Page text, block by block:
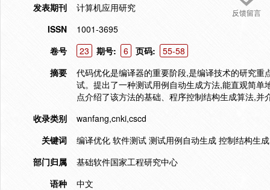
反馈留言
发表期刊
计算机应用研究
ISSN
1001-3695
卷号
23 期号: 6 页码:
55-58
摘要
代码优化是编译器的重要阶段,是编译技术的研究
试。提出了一种测试用例自动生成方法,能直观简
点介绍了该方法的基础、程序控制结构生成算法,
收录类别
wanfang,cnki,cscd
关键词
编译优化 软件测试 测试用例自动生成 控制结构生成
部门归属
基础软件国家工程研究中心
语种
中文